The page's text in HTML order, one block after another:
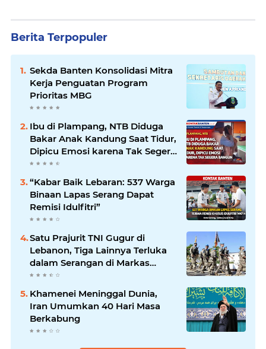
Berita Terpopuler
Sekda Banten Konsolidasi Mitra
Kerja Penguatan Program
Prioritas MBG
Ibu di Plampang, NTB Diduga
Bakar Anak Kandung Saat Tidur,
Dipicu Emosi karena Tak Segera
Bangun
“Kabar Baik Lebaran: 537 Warga
Binaan Lapas Serang Dapat
Remisi Idulfitri”
Satu Prajurit TNI Gugur di
Lebanon, Tiga Lainnya Terluka
dalam Serangan di Markas
UNIFIL
Khamenei Meninggal Dunia,
Iran Umumkan 40 Hari Masa
Berkabung